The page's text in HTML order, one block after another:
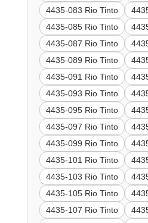
4435-083 Rio Tinto
4435-085 Rio Tinto
4435-087 Rio Tinto
4435-089 Rio Tinto
4435-091 Rio Tinto
4435-093 Rio Tinto
4435-095 Rio Tinto
4435-097 Rio Tinto
4435-099 Rio Tinto
4435-101 Rio Tinto
4435-103 Rio Tinto
4435-105 Rio Tinto
4435-107 Rio Tinto